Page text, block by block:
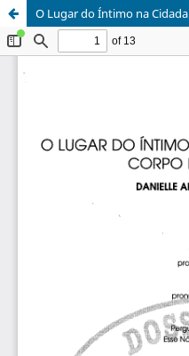
O Lugar do Íntimo na